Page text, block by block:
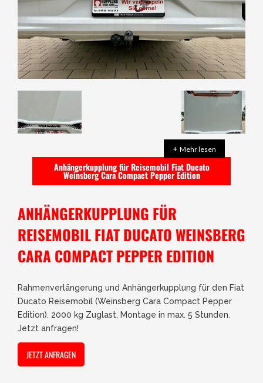
+ Mehr lesen
Anhängerkupplung für Reisemobil Fiat Ducato
Weinsberg Cara Compact Pepper Edition
ANHÄNGERKUPPLUNG FÜR
REISEMOBIL FIAT DUCATO WEINSBERG
CARA COMPACT PEPPER EDITION
Rahmenverlängerung und Anhängerkupplung für den Fiat
Ducato Reisemobil (Weinsberg Cara Compact Pepper
Edition). 2000 kg Zuglast, Montage in max. 5 Stunden.
Jetzt anfragen!
JETZT ANFRAGEN